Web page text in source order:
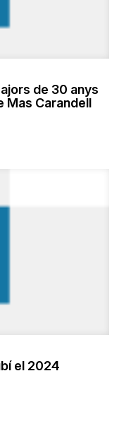
de 30 anys
Mas Carandell
el 2024